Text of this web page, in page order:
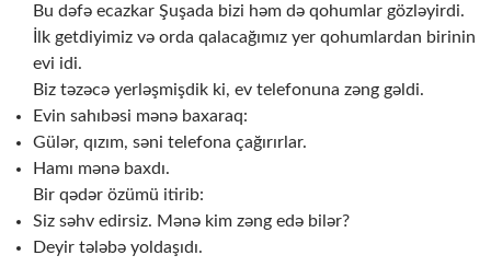
Bu dəfə ecazkar Şuşada bizi həm də qohumlar gözləyirdi.
İlk getdiyimiz və orda qalacağımız yer qohumlardan birinin
evi idi.
Biz təzəcə yerləşmişdik ki, ev telefonuna zəng gəldi.
Evin sahıbəsi mənə baxaraq:
Gülər, qızım, səni telefona çağırırlar.
Hamı mənə baxdı.
Bir qədər özümü itirib:
Siz səhv edirsiz. Mənə kim zəng edə bilər?
Deyir tələbə yoldaşıdı.